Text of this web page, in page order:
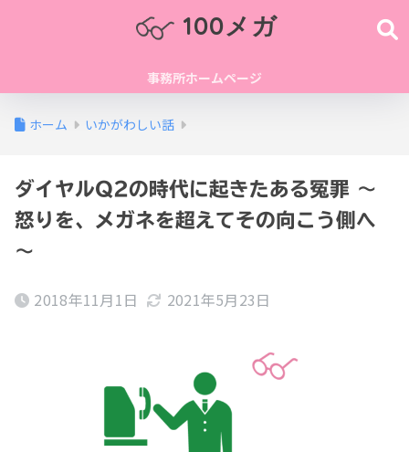
100メガ
事務所ホームページ
ホーム いかがわしい話
ダイヤルQ2の時代に起きたある冤罪 ～
怒りを、メガネを超えてその向こう側へ
～
2018年11月1日 2021年5月23日